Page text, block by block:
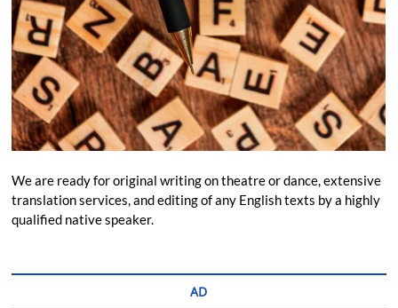
We are ready for original writing on theatre or dance, extensive
translation services, and editing of any English texts by a highly
qualified native speaker.
AD